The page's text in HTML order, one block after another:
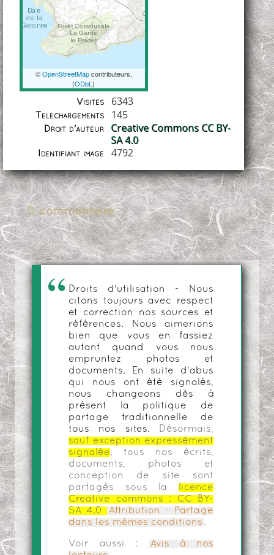
Coordonnées
©OpenStreetMapcontributeurs,
(ODbL)
Visites 6343
Téléchargements 145
Droit d'auteur
Creative Commons CC BY-
SA 4.0
Identifiant image 4792
0 commentaire
Droits d'utilisation - Nous
citons toujours avec respect
et correction nos sources et
références. Nous aimerions
bien que vous en fassiez
autant quand vous nous
empruntez photos et
documents. En suite d'abus
qui nous ont été signalés,
nous changeons dès à
présent la politique de
partage traditionnelle de
tous nos sites.
Désormais,
sauf exception expressément
signalée , tous nos écrits,
documents, photos et
conception de site sont
partagés sous la
licence
Creative commons :
CC BY-
SA 4.0
Attribution - Partage
dans les mêmes conditions .
Voir aussi :
Avis à nos